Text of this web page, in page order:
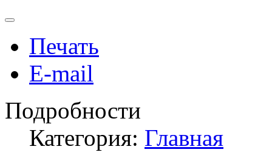
Печать
E-mail
Подробности
Категория: Главная